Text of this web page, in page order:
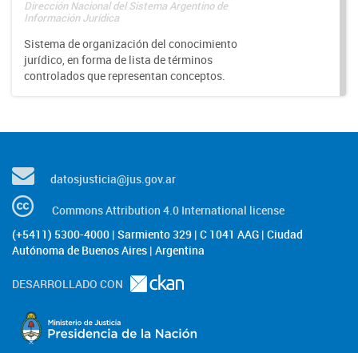
Dirección Nacional del Sistema Argentino de
Información Jurídica
Sistema de organización del conocimiento
jurídico, en forma de lista de términos
controlados que representan conceptos.
datosjusticia@jus.gov.ar
Commons Attribution 4.0 International license
(+5411) 5300-4000 | Sarmiento 329 | C 1041 AAG | Ciudad
Autónoma de Buenos Aires | Argentina
DESARROLLADO CON